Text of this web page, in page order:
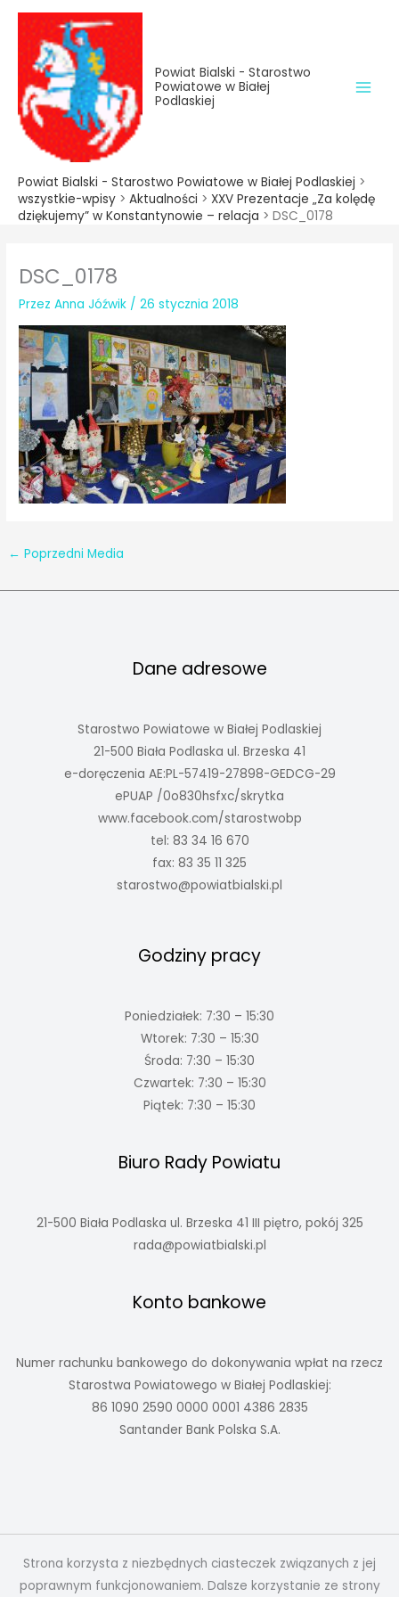
treści
Przejdź
treści
Powiat Bialski - Starostwo
Powiatowe w Białej
Podlaskiej
Powiat Bialski - Starostwo Powiatowe w Białej Podlaskiej >
wszystkie-wpisy > Aktualności > XXV Prezentacje „Za kolędę
dziękujemy” w Konstantynowie – relacja > DSC_0178
DSC_0178
PrzezAnna Jóźwik /26 stycznia 2018
← Poprzedni Media
Dane adresowe
Starostwo Powiatowe w Białej Podlaskiej
21-500 Biała Podlaska ul. Brzeska 41
e-doręczenia AE:PL-57419-27898-GEDCG-29
ePUAP /0o830hsfxc/skrytka
www.facebook.com/starostwobp
tel: 83 34 16 670
fax: 83 35 11 325
starostwo@powiatbialski.pl
Godziny pracy
Poniedziałek: 7:30 – 15:30
Wtorek: 7:30 – 15:30
Środa: 7:30 – 15:30
Czwartek: 7:30 – 15:30
Piątek: 7:30 – 15:30
Biuro Rady Powiatu
21-500 Biała Podlaska ul. Brzeska 41 III piętro, pokój 325
rada@powiatbialski.pl
Konto bankowe
Numer rachunku bankowego do dokonywania wpłat na rzecz
Starostwa Powiatowego w Białej Podlaskiej:
86 1090 2590 0000 0001 4386 2835
Santander Bank Polska S.A.
Strona korzysta z niezbędnych ciasteczek związanych z jej
poprawnym funkcjonowaniem. Dalsze korzystanie ze strony